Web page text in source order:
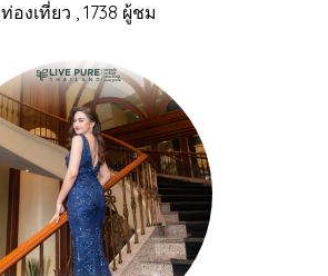
ท่องเที่ยว , 1738 ผู้ชม